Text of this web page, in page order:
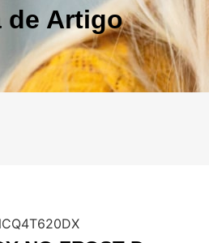
de Artigo